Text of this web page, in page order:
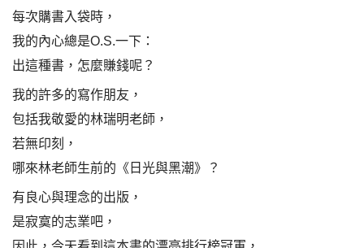
每次購書入袋時，
我的內心總是O.S.一下：
出這種書，怎麼賺錢呢？
我的許多的寫作朋友，
包括我敬愛的林瑞明老師，
若無印刻，
哪來林老師生前的《日光與黑潮》？
有良心與理念的出版，
是寂寞的志業吧，